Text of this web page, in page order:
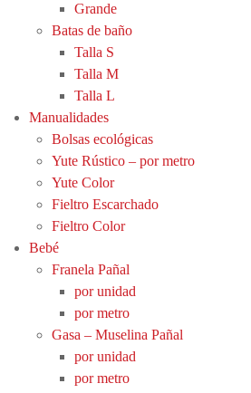
Grande
Batas de baño
Talla S
Talla M
Talla L
Manualidades
Bolsas ecológicas
Yute Rústico – por metro
Yute Color
Fieltro Escarchado
Fieltro Color
Bebé
Franela Pañal
por unidad
por metro
Gasa – Muselina Pañal
por unidad
por metro